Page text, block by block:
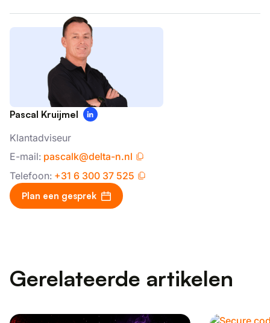
Pascal Kruijmel
Klantadviseur
E-mail: pascalk@delta-n.nl
Telefoon: +31 6 300 37 525
Plan een gesprek
Gerelateerde artikelen